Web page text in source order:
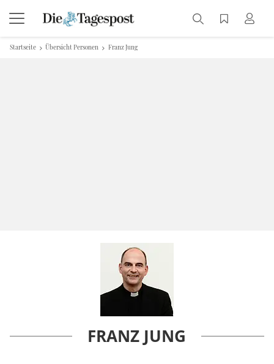
Startseite Übersicht Personen Franz Jung
FRANZ JUNG